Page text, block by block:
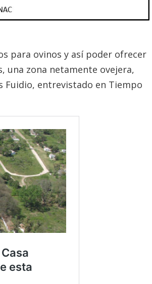
para ovinos y así poder ofrecer
una zona netamente ovejera,
Fuidio, entrevistado en Tiempo